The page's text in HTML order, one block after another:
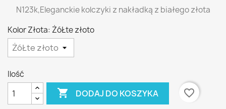
N123k,Eleganckie kolczyki z nakładką z białego złota
Kolor Złota: ŻóŁte złoto
Ilość
 DODAJ DO KOSZYKA
favorite_border